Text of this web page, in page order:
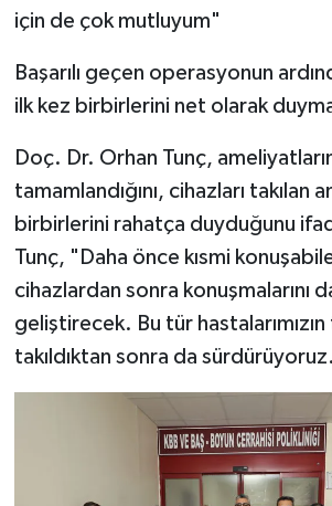
için de çok mutluyum"
Başarılı geçen operasyonun
ilk kez birbirlerini net olarak
Doç. Dr. Orhan Tunç,
tamamlandığını, cihazları takılan
birbirlerini rahatça duyduğunu
Tunç, "Daha önce kısmi
cihazlardan sonra konuşmalarını
geliştirecek. Bu tür
takıldıktan sonra da